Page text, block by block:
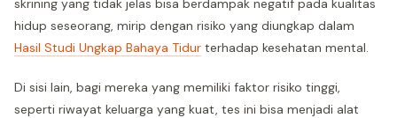
skrining yang tidak jelas bisa berdampak negatif pada kualitas
hidup seseorang, mirip dengan risiko yang diungkap dalam
Hasil Studi Ungkap Bahaya Tidur terhadap kesehatan mental.
Di sisi lain, bagi mereka yang memiliki faktor risiko tinggi,
seperti riwayat keluarga yang kuat, tes ini bisa menjadi alat